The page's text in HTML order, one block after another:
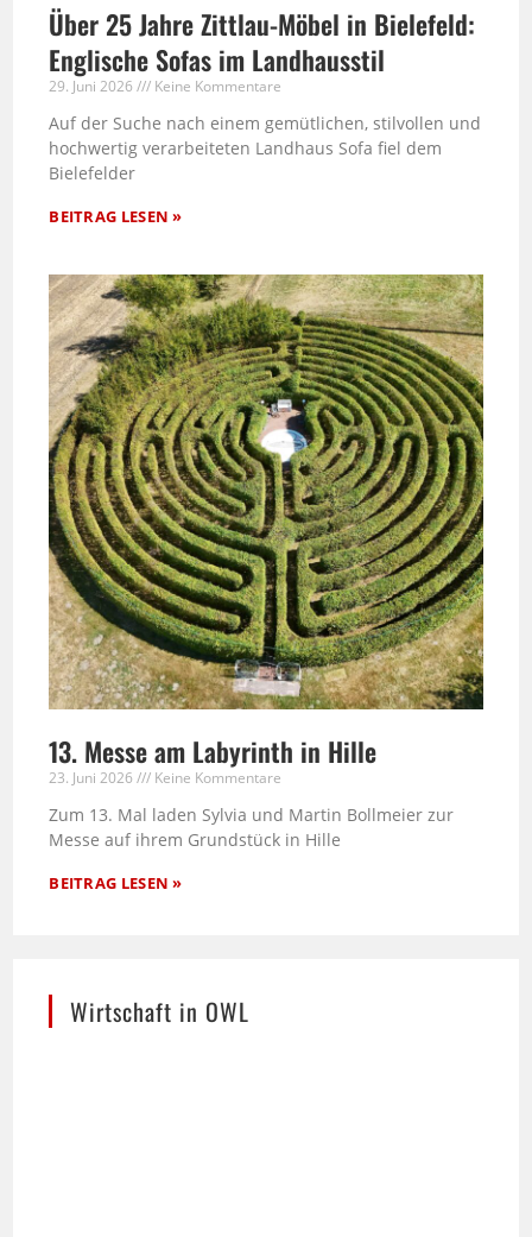
Über 25 Jahre Zittlau-Möbel in Bielefeld:
Englische Sofas im Landhausstil
29. Juni 2026 Keine Kommentare
Auf der Suche nach einem gemütlichen, stilvollen und
hochwertig verarbeiteten Landhaus Sofa fiel dem
Bielefelder
BEITRAG LESEN »
13. Messe am Labyrinth in Hille
23. Juni 2026 Keine Kommentare
Zum 13. Mal laden Sylvia und Martin Bollmeier zur
Messe auf ihrem Grundstück in Hille
BEITRAG LESEN »
Wirtschaft in OWL